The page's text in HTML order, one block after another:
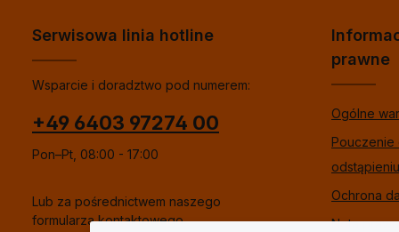
Serwisowa linia hotline
Wsparcie i doradztwo pod numerem:
+49 6403 97274 00
Pon–Pt, 08:00 - 17:00
Lub za pośrednictwem naszego
formularza kontaktowego.
prawne
Ogólne
Pouczenie
Ochrona
Nota